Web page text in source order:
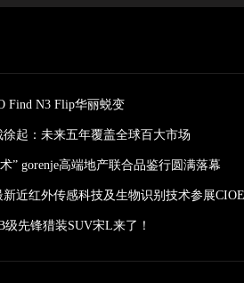
Find N3 Flip华丽蜕变
徐起：未来五年覆盖全球百大市场
” gorenje高端地产联合品鉴行圆满落幕
近红外传感科技及生物识别技术参展
级先锋猎装SUV宋L来了！